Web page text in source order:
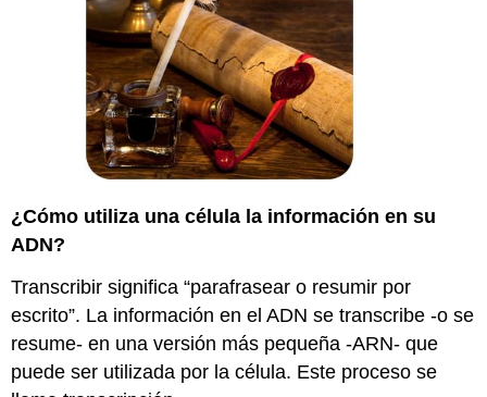
¿Cómo utiliza una célula la información en su
ADN?
Transcribir significa “parafrasear o resumir por
escrito”. La información en el ADN se transcribe -o se
resume- en una versión más pequeña -ARN- que
puede ser utilizada por la célula. Este proceso se